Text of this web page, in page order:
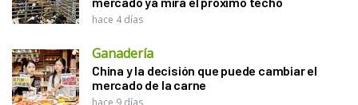
hace 4 días
Ganadería
China y la decisión que puede cambiar el
mercado de la carne
hace 9 días